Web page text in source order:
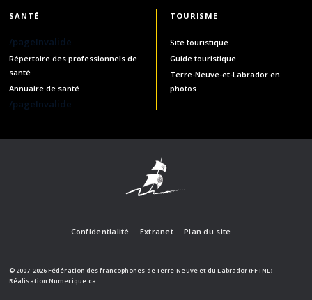
SANTÉ
/pageInvalide
Répertoire des professionnels de
santé
Annuaire de santé
/pageInvalide
TOURISME
Site touristique
Guide touristique
Terre-Neuve-et-Labrador en
photos
Confidentialité Extranet Plan du site
© 2007-2026 Fédération des francophones de Terre-Neuve et du Labrador (FFTNL)
RéalisationNumerique.ca